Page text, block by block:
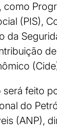
como
(PIS),
da
será feito
do
(ANP),